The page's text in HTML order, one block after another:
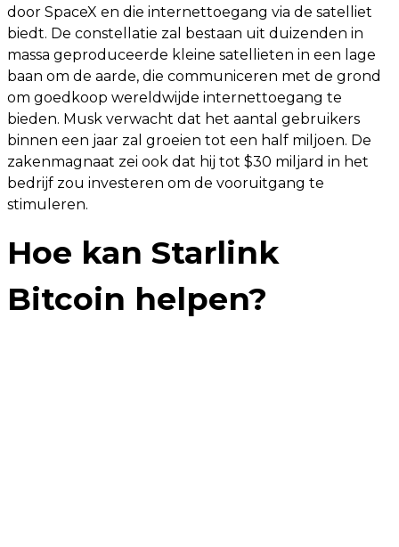
door SpaceX en die internettoegang via de satelliet
biedt. De constellatie zal bestaan ​​uit duizenden in
massa geproduceerde kleine satellieten in een lage
baan om de aarde, die communiceren met de grond
om goedkoop wereldwijde internettoegang te
bieden. Musk verwacht dat het aantal gebruikers
binnen een jaar zal groeien tot een half miljoen. De
zakenmagnaat zei ook dat hij tot $30 miljard in het
bedrijf zou investeren om de vooruitgang te
stimuleren.
Hoe kan Starlink
Bitcoin helpen?